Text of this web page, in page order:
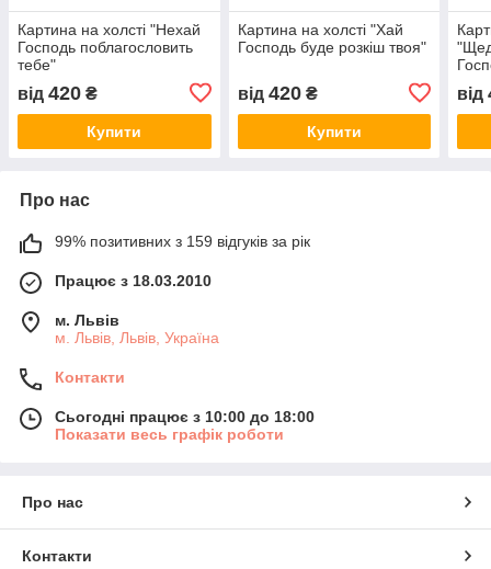
Картина на холсті "Нехай
Господь поблагословить
тебе"
від 420 ₴
Купити
Картина на холсті "Хай
Господь буде розкіш твоя"
від 420₴
Купити
від
Про нас
99% позитивних з 159 відгуків за рік
Працює з 18.03.2010
м. Львів
м. Львів, Львів, Україна
Контакти
Сьогодні працює з 10:00 до 18:00
Показати весь графік роботи
Про нас
Контакти